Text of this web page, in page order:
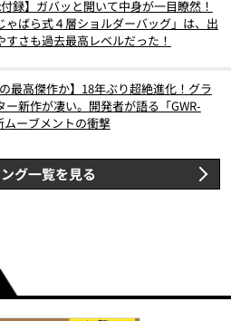
付録】ガバッと開いて中身が一目瞭然！
ゃばら式４層ショルダーバッグ」は、出
すさも過去最高レベルだった！
の最高傑作か】18年ぶり超絶進化！グラ
ー新作が凄い。開発者が語る「GWR-
ムーブメントの衝撃
グ一覧を見る